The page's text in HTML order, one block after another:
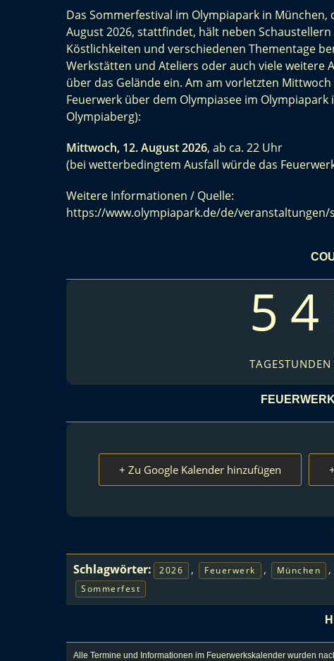
Das Sommerfestival im Olympiapark in München,
August 2026, stattfindet, hält neben
Köstlichkeiten und verschiedenen Thementage
Werkstätten und Ateliers oder auch viele weitere
über das Gelände ein. Am am vorletzten
Feuerwerk über dem Olympiasee im
Olympiaberg):
Mittwoch, 12. August 2026, ab ca. 22 Uhr
(bei wetterbedingtem Ausfall würde das
Weitere Informationen / Quelle:
https://www.olympiapark.de/de/veranstaltungen/
5
TAGE
4
STUNDEN
+ Zu Google Kalender hinzufügen
Schlagwörter: 2026 , Feuerwerk , München ,
Sommerfest
Alle Termine und Informationen im Feuerwerkskalender wurden